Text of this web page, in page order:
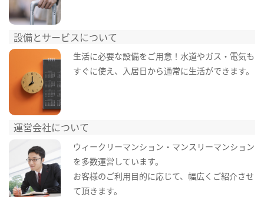
設備とサービスについて
生活に必要な設備をご用意！水道やガス・電気も
すぐに使え、入居日から通常に生活ができます。
運営会社について
ウィークリーマンション・マンスリーマンション
を多数運営しています。
お客様のご利用目的に応じて、幅広くご紹介させ
て頂きます。